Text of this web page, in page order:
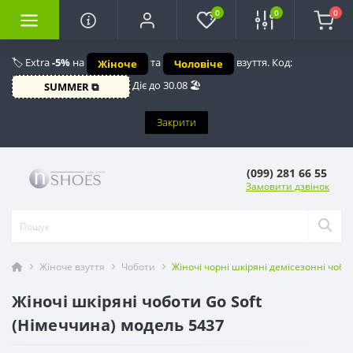
🏷️ Extra-5% на Жіноче та Чоловіче
взуття. Код:
SUMMER ⧉
Діє до 30.08 🏖️
Закрити
0 0 0
(099) 281 66 55
Замовити дзвінок
Жіноче взуття Чоботи Жіночі чорні шкіряні демісезонні
Жіночі шкіряні чоботи Go Soft
(Німеччина) модель 5437